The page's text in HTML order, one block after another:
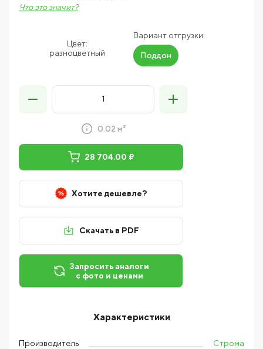
Цвет:
разноцветный
Вариант отгрузки:
Поддон
Что это значит?
0.02 м²
28 704.00 ₽
Хотите дешевле?
Скачать в PDF
Запросить аналоги
с фото и ценами
Характеристики
Производитель Строма